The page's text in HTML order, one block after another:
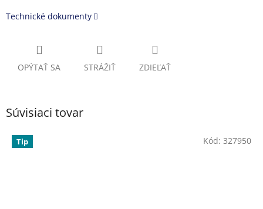
Technické dokumenty
OPÝTAŤ SA STRÁŽIŤ ZDIEĽAŤ
Súvisiaci tovar
Tip Kód: 327950